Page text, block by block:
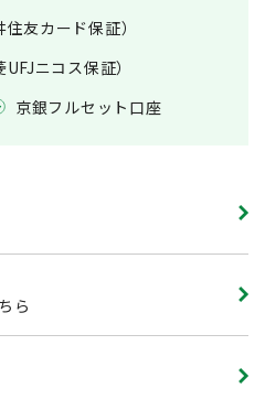
友カード保証）
ニコス保証）
京銀フルセット口座
ら